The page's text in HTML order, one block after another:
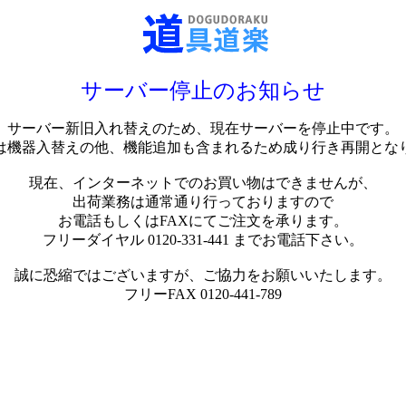
サーバー停止のお知らせ
サーバー新旧入れ替えのため、現在サーバーを停止中です。
機器入替えの他、機能追加も含まれるため成り行き再開とな
現在、インターネットでのお買い物はできませんが、
出荷業務は通常通り行っておりますので
お電話もしくはFAXにてご注文を承ります。
フリーダイヤル 0120-331-441 までお電話下さい。
誠に恐縮ではございますが、ご協力をお願いいたします。
フリーFAX 0120-441-789